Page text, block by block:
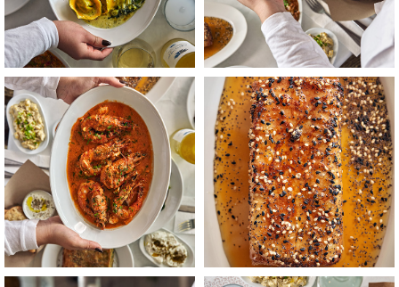
לפתיחת
התמונה
בגדול
-
+
לפתיחת
התמונה
בגדול
-
+